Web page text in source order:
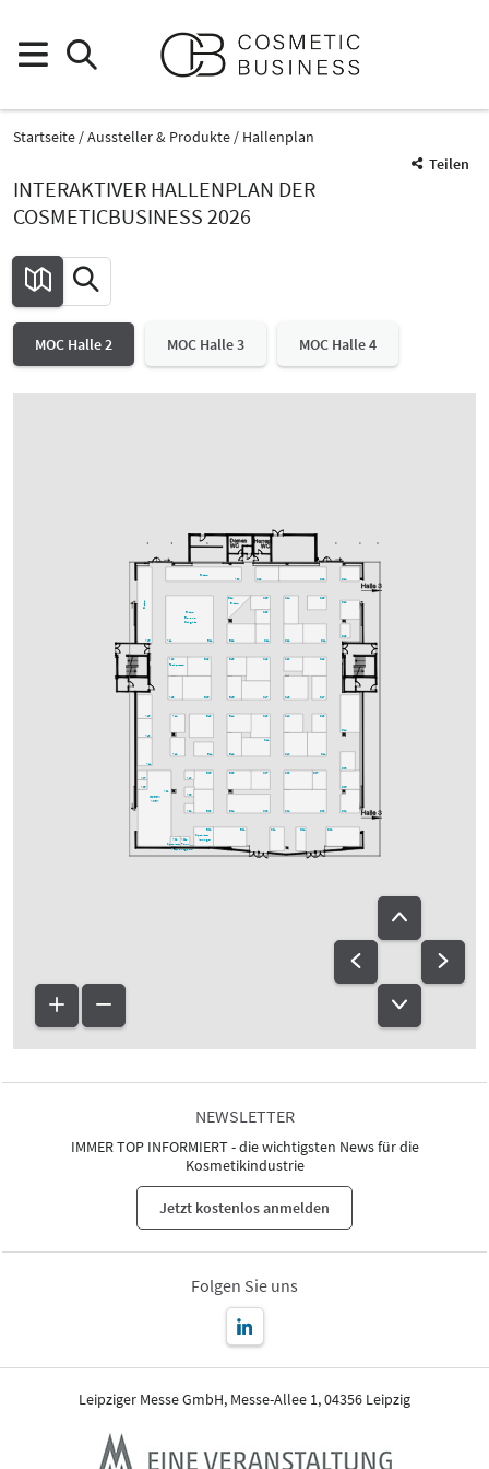
Startseite Aussteller & Produkte
Hallenplan
Teilen
INTERAKTIVER HALLENPLAN DER
COSMETICBUSINESS 2026
MOC Halle 2 MOC Halle 3 MOC Halle 4
A12
B24
Bistro
A01
GREEN
AREA
A25
Bistro
A04
A07
A11
A02a
Ton-
ausgabe
C11
A13
C17
C10
D21
D04
C01
C18
D14
C07
C19
B12
C13
B16
C04 D03
D02
D11
B22
D17
C29
B01
D07
B11
B15
B19
D06
D13
B18
A15
D22
D25
D01
D29
A18
D19
D24
B02
Speakers-
lounge
D18
B08
A20
Fachpresse
C21
C20
C25
C12
A21 B21
Bavaria
Bistro
Delights
B14
D08
C22
B04 C03
B13
A30
Bistro
C08
C23
A14
C24
B05
A08
A10
A02
Speakers-
Prep.
A05
B03
NEWSLETTER
IMMER TOP INFORMIERT - die wichtigsten News für die
Kosmetikindustrie
Jetzt kostenlos anmelden
Folgen Sie uns
Leipziger Messe GmbH, Messe-Allee 1, 04356 Leipzig